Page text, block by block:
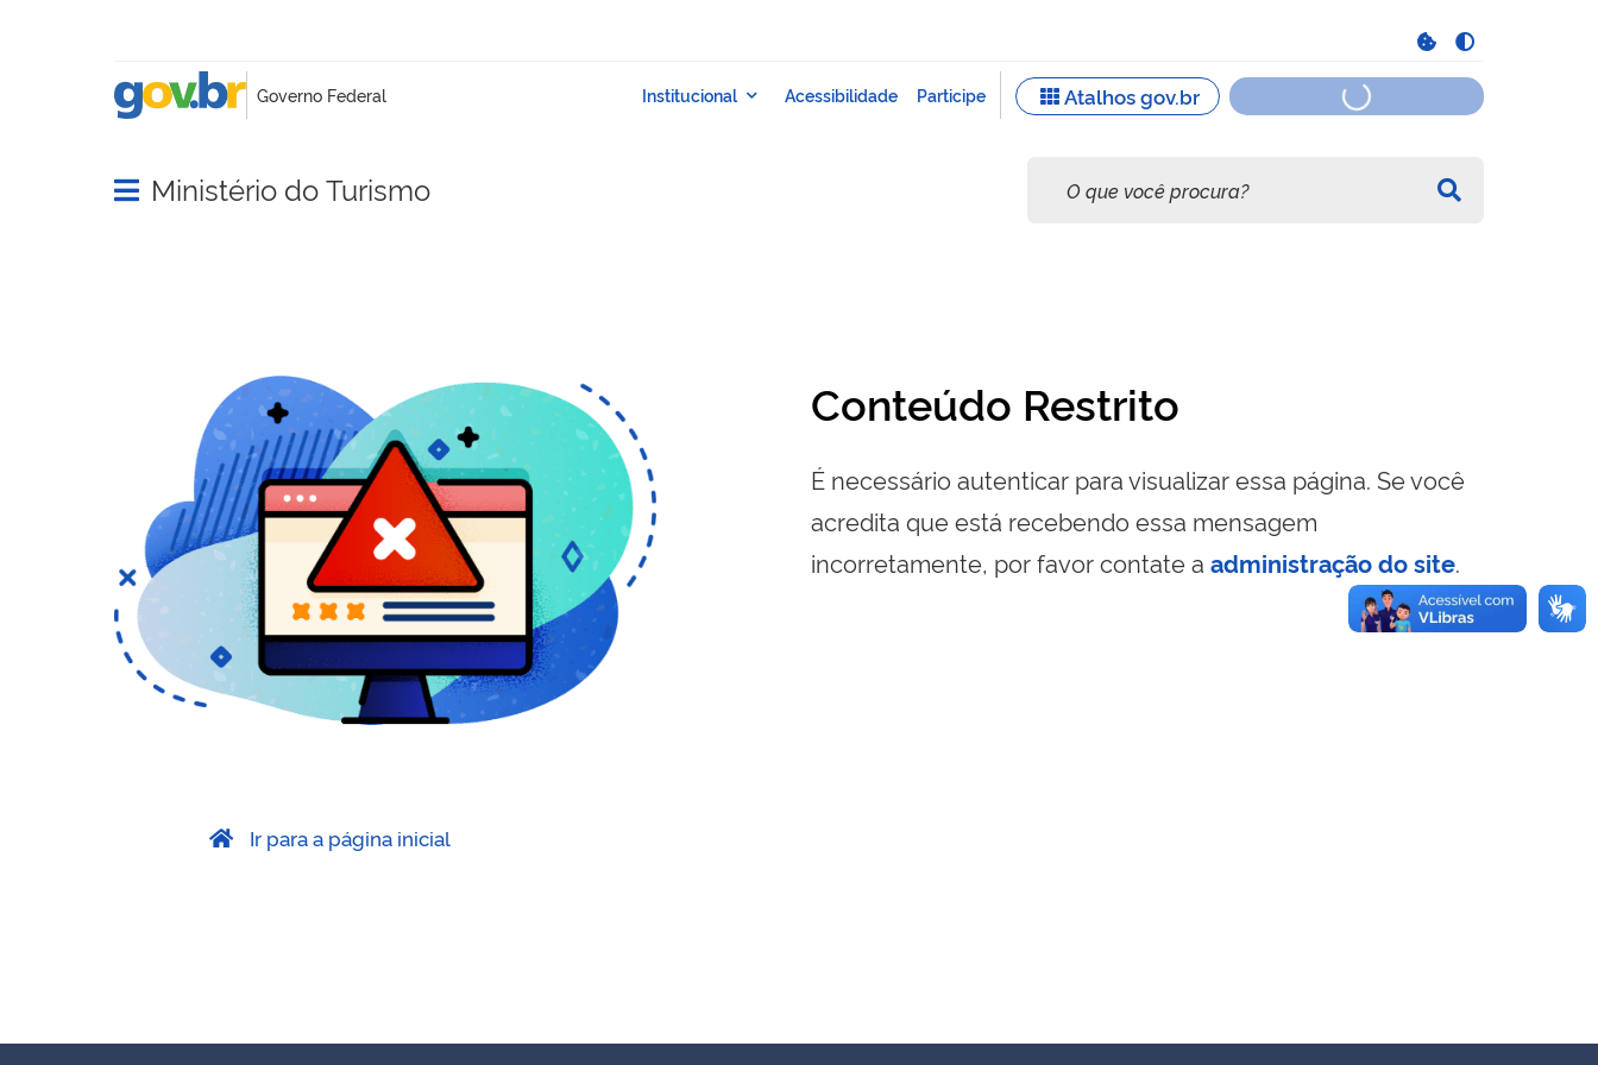
Abrir menu principal de navegação
Ministério do Turismo
Conteúdo Restrito
É necessário autenticar para visualizar essa página. Se você
acredita que está recebendo essa mensagem
incorretamente, por favor contate a administração do site.
Ir para a página inicial